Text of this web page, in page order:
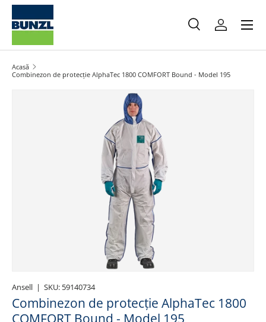
Salt la conținut
Caută
Caută
Meniu
Acasă
Combinezon de protecție AlphaTec 1800 COMFORT Bound - Model 195
Salt la informațiile produsului
Ansell | SKU: 59140734
Combinezon de protecție AlphaTec 1800
COMFORT Bound - Model 195